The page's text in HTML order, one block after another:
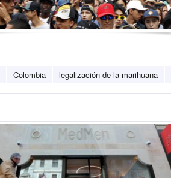
Colombia legalización de la marihuana